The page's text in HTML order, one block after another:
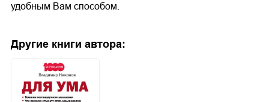
удобным Вам способом.
Другие книги автора: